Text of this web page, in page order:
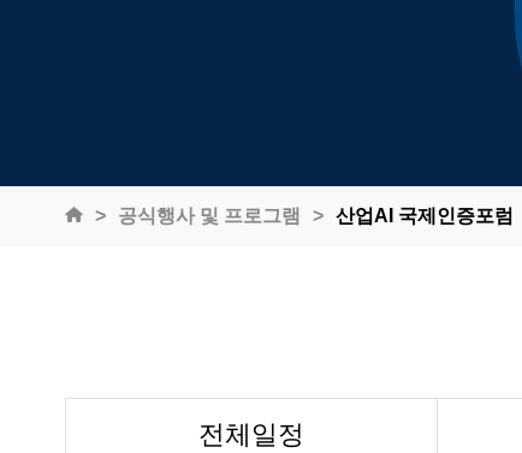
공식행사 및 프로그램 산업AI 국제인증포럼
전체일정